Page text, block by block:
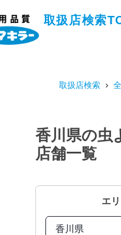
取扱店検索
取扱店検索
香川県の虫
店舗一覧
エ
香川県